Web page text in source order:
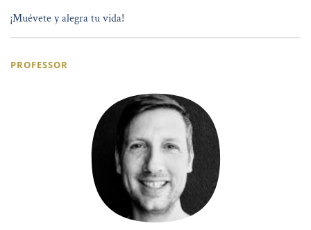
¡Muévete y alegra tu vida!
PROFESSOR